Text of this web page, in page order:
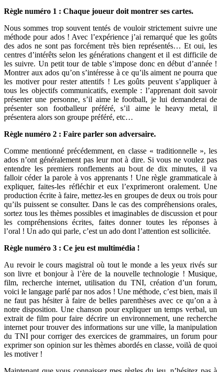
Règle numéro 1 : Chaque joueur doit montrer ses cartes.
Nous sommes trop souvent tentés de vouloir strictement suivre une
méthode pour ados ! Avec l’expérience j’ai remarqué que les goûts
des ados ne sont pas forcément très bien représentés… Et oui, les
centres d’intérêts selon les générations changent et il est difficile de
les suivre. Un petit tour de table s’impose donc en début d’année !
Montrer aux ados qu’on s’intéresse à ce qu’ils aiment ne pourra que
les motiver pour rester attentifs ! Les goûts peuvent s’appliquer à
tous les objectifs communicatifs, exemple : l’apprenant doit savoir
présenter une personne, s’il aime le football, je lui demanderai de
présenter son footballeur préféré, s’il aime le heavy metal, il
présentera alors son groupe préféré, etc…
Règle numéro 2 : Faire parler son adversaire.
Comme mentionné précédemment, en classe « traditionnelle », les
ados n’ont généralement pas leur mot à dire. Si vous ne voulez pas
entendre les premiers ronflements au bout de dix minutes, il va
falloir céder la parole à vos apprenants ! Une règle grammaticale à
expliquer, faites-les réfléchir et eux l’exprimeront oralement. Une
production écrite à faire, mettez-les en groupes de deux ou trois pour
qu’ils puissent se consulter. Dans le cas des compréhensions orales,
sortez tous les thèmes possibles et imaginables de discussion et pour
les compréhensions écrites, faites donner toutes les réponses à
l’oral ! Un ado qui parle, c’est un ado dont l’attention est sollicitée.
Règle numéro 3 : Ce jeu est multimédia !
Au revoir le cours magistral où tout le monde a les yeux rivés sur
son livre et bonjour à l’ère de la nouvelle technologie ! Musique,
film, recherche internet, utilisation du TNI, création d’un forum,
voici le langage parlé par nos ados ! Une méthode, c’est bien, mais il
ne faut pas hésiter à faire de belles parenthèses avec ce qu’on a à
notre disposition. Une chanson pour expliquer un temps verbal, un
extrait de film pour faire décrire un environnement, une recherche
internet pour trouver des informations sur une ville, la manipulation
du TNI pour corriger des exercices de grammaires, un forum pour
exprimer son opinion sur les thèmes abordés en classe, voilà de quoi
les motiver !